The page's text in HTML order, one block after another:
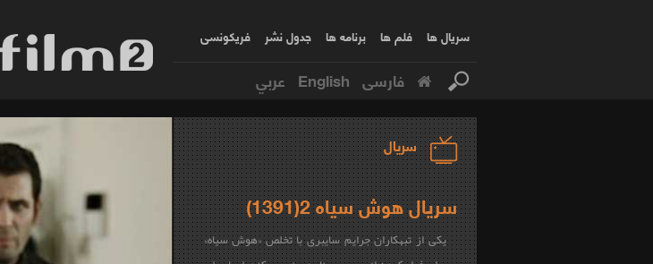
سریال ها فلم ها برنامه ها جدول نشر فریکونسی
فارسی English عربي
سریال
سریال هوش سیاه 2(1391)
یکی از تبهکاران جرایم سایبری با تخلص «هوش سیاه»